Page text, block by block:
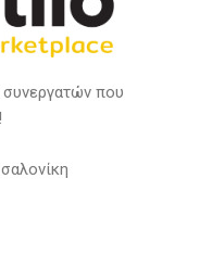
που